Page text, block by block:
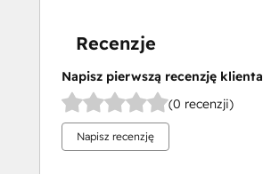
Recenzje
Napisz pierwszą recenzję klienta
(0 recenzji)
Napisz recenzję